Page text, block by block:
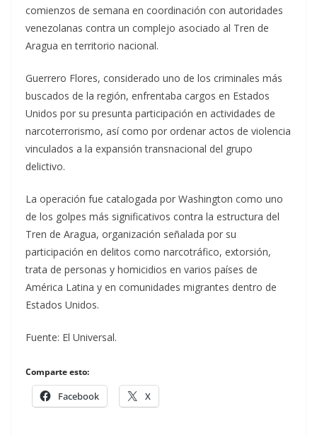
comienzos de semana en coordinación con autoridades
venezolanas contra un complejo asociado al Tren de
Aragua en territorio nacional.
Guerrero Flores, considerado uno de los criminales más
buscados de la región, enfrentaba cargos en Estados
Unidos por su presunta participación en actividades de
narcoterrorismo, así como por ordenar actos de violencia
vinculados a la expansión transnacional del grupo
delictivo.
La operación fue catalogada por Washington como uno
de los golpes más significativos contra la estructura del
Tren de Aragua, organización señalada por su
participación en delitos como narcotráfico, extorsión,
trata de personas y homicidios en varios países de
América Latina y en comunidades migrantes dentro de
Estados Unidos.
Fuente: El Universal.
Comparte esto:
Facebook X